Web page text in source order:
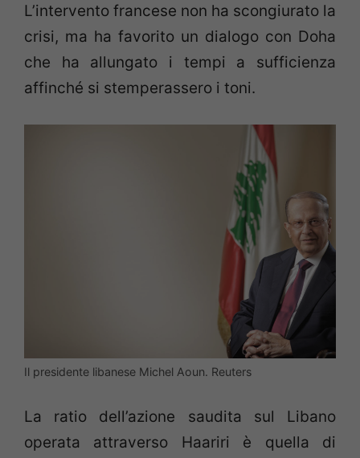
L’intervento francese non ha scongiurato la
crisi, ma ha favorito un dialogo con Doha
che ha allungato i tempi a sufficienza
affinché si stemperassero i toni.
Il presidente libanese Michel Aoun. Reuters
La ratio dell’azione saudita sul Libano
operata attraverso Haariri è quella di